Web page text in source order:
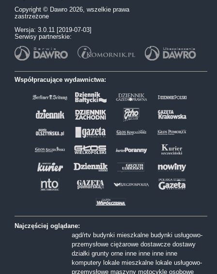
Copyright © Dawro 2026, wszelkie prawa
zastrzeżone
Wersja: 3.0.11 [2019-07-03]
Serwisy partnerskie:
Współpracujące wydawnictwa:
Najczęściej oglądane:
agd/rtv budynki mieszkalne budynki usługowo-
przemysłowe ciężarowe dostawcze dostawy
działki grunty orne inne inne inne inne
komputery lokale mieszkalne lokale usługowo-
przemysłowe maszyny motocykle osobowe